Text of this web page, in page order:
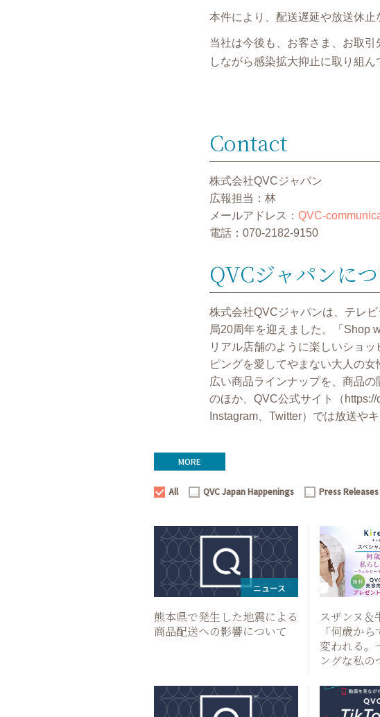
本件により、配送遅延や放送休止
当社は今後も、お客さま、お取
しながら感染拡大抑止に取り組
Contact
株式会社QVCジャパン
広報担当：林
メールアドレス： QVC-
電話：070-2182-9150
QVCジャパンに
株式会社QVCジャパンは、テレ
局20周年を迎えました。「Shop
リアル店舗のように楽しいショ
ピングを愛してやまない大人の
広い商品ラインナップを、商品
のほか、QVC公式サイト（
Instagram、Twitter）では放送や
MORE
All All
QVC
Happenings
QVC Japan Happenings
PressPress Releases
ニュース
熊本県で発生した地震による
商品配送への影響について
スザンヌ＆
「何歳か
変われる。
ングな私の